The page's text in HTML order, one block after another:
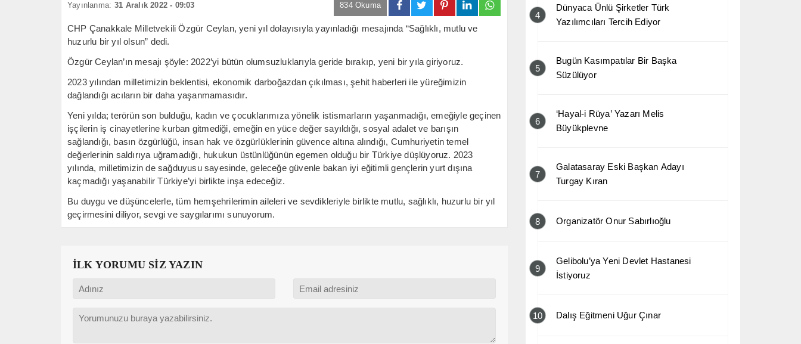
Yayınlanma: 31 Aralık 2022 - 09:03 834 Okuma
CHP Çanakkale Milletvekili Özgür Ceylan, yeni yıl dolayısıyla yayınladığı mesajında “Sağlıklı, mutlu ve
huzurlu bir yıl olsun” dedi.
Özgür Ceylan’ın mesajı şöyle: 2022’yi bütün olumsuzluklarıyla geride bırakıp, yeni bir yıla giriyoruz.
2023 yılından milletimizin beklentisi, ekonomik darboğazdan çıkılması, şehit haberleri ile yüreğimizin
dağlandığı acıların bir daha yaşanmamasıdır.
Yeni yılda; terörün son bulduğu, kadın ve çocuklarımıza yönelik istismarların yaşanmadığı, emeğiyle geçinen
işçilerin iş cinayetlerine kurban gitmediği, emeğin en yüce değer sayıldığı, sosyal adalet ve barışın
sağlandığı, basın özgürlüğü, insan hak ve özgürlüklerinin güvence altına alındığı, Cumhuriyetin temel
değerlerinin saldırıya uğramadığı, hukukun üstünlüğünün egemen olduğu bir Türkiye düşlüyoruz. 2023
yılında, milletimizin de sağduyusu sayesinde, geleceğe güvenle bakan iyi eğitimli gençlerin yurt dışına
kaçmadığı yaşanabilir Türkiye’yi birlikte inşa edeceğiz.
Bu duygu ve düşüncelerle, tüm hemşehrilerimin aileleri ve sevdikleriyle birlikte mutlu, sağlıklı, huzurlu bir yıl
geçirmesini diliyor, sevgi ve saygılarımı sunuyorum.
İLK YORUMU SİZ YAZIN
4
Dünyaca Ünlü Şirketler Türk
Yazılımcıları Tercih Ediyor
5
Bugün Kasımpatılar Bir Başka
Süzülüyor
6
‘Hayal-i Rüya’ Yazarı Melis
Büyükplevne
7
Galatasaray Eski Başkan Adayı
Turgay Kıran
8 Organizatör Onur Sabırlıoğlu
9
Gelibolu’ya Yeni Devlet Hastanesi
İstiyoruz
10 Dalış Eğitmeni Uğur Çınar